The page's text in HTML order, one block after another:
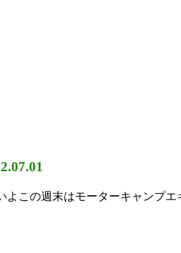
よこの週末はモーターキャンプ